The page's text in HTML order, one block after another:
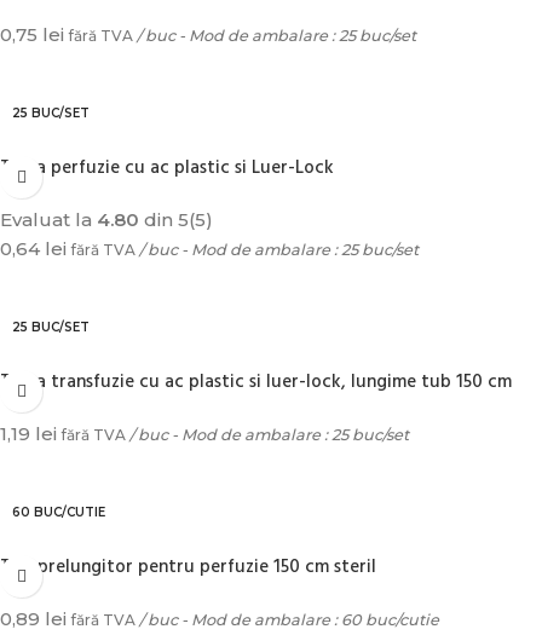
0,75 lei fără TVA / buc - Mod de ambalare : 25 buc/set
25 BUC/SET
Trusa perfuzie cu ac plastic si Luer-Lock
Evaluat la 4.80 din 5(5)
0,64 lei fără TVA / buc - Mod de ambalare : 25 buc/set
25 BUC/SET
Trusa transfuzie cu ac plastic si luer-lock, lungime tub 150 cm
1,19 lei fără TVA / buc - Mod de ambalare : 25 buc/set
60 BUC/CUTIE
Tub prelungitor pentru perfuzie 150 cm steril
0,89 lei fără TVA / buc - Mod de ambalare : 60 buc/cutie